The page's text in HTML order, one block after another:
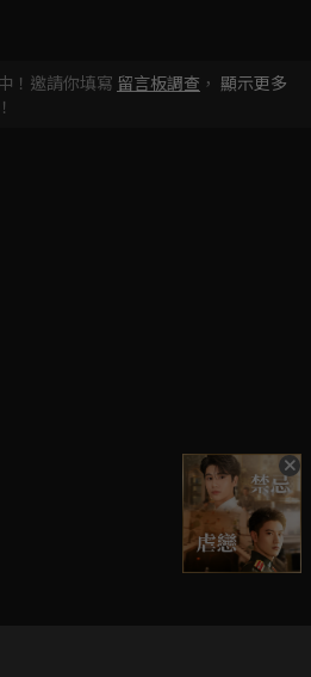
！邀請你填寫 留言板調查 ， 顯示更多